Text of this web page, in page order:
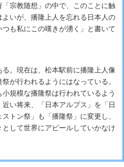
宗教随想」の中で、このことに触
いが、播隆上人を忘れる日本人の
も私にこの嘆きが湧く」と書いて
。現在は、松本駅前に播隆上人像
が行われるようにはなっている。
規模な播隆祭は行われているよう
い将来、「日本アルプス」を「日
トン祭」も「播隆祭」に変更し、
して世界にアピールしていかなけ